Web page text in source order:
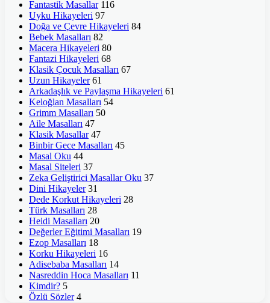
Fantastik Masallar 116
Uyku Hikayeleri 97
Doğa ve Çevre Hikayeleri 84
Bebek Masalları 82
Macera Hikayeleri 80
Fantazi Hikayeleri 68
Klasik Çocuk Masalları 67
Uzun Hikayeler 61
Arkadaşlık ve Paylaşma Hikayeleri 61
Keloğlan Masalları 54
Grimm Masalları 50
Aile Masalları 47
Klasik Masallar 47
Binbir Gece Masalları 45
Masal Oku 44
Masal Siteleri 37
Zeka Geliştirici Masallar Oku 37
Dini Hikayeler 31
Dede Korkut Hikayeleri 28
Türk Masalları 28
Heidi Masalları 20
Değerler Eğitimi Masalları 19
Ezop Masalları 18
Korku Hikayeleri 16
Adisebaba Masalları 14
Nasreddin Hoca Masalları 11
Kimdir? 5
Özlü Sözler 4